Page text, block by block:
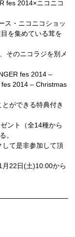
fes 2014×ニコニコ
ス・ニコニコショッ
を集めている茸を
そのニコラジを別メ
fes 2014 –
2014 – Christmas
ができる特典付き
ント（全14種から
。
して是非参加して頂
月22日(土)10:00から